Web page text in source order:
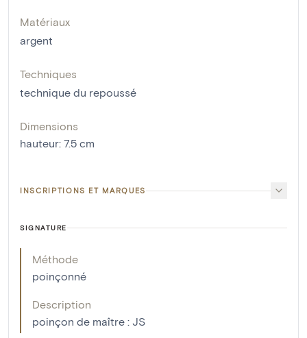
Matériaux
argent
Techniques
technique du repoussé
Dimensions
hauteur: 7.5 cm
INSCRIPTIONS ET MARQUES
SIGNATURE
Méthode
poinçonné
Description
poinçon de maître : JS